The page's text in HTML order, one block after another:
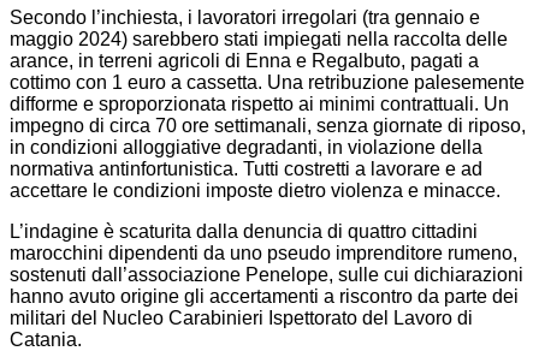
Secondo l’inchiesta, i lavoratori irregolari (tra gennaio e
maggio 2024) sarebbero stati impiegati nella raccolta delle
arance, in terreni agricoli di Enna e Regalbuto, pagati a
cottimo con 1 euro a cassetta. Una retribuzione palesemente
difforme e sproporzionata rispetto ai minimi contrattuali. Un
impegno di circa 70 ore settimanali, senza giornate di riposo,
in condizioni alloggiative degradanti, in violazione della
normativa antinfortunistica. Tutti costretti a lavorare e ad
accettare le condizioni imposte dietro violenza e minacce.
L’indagine è scaturita dalla denuncia di quattro cittadini
marocchini dipendenti da uno pseudo imprenditore rumeno,
sostenuti dall’associazione Penelope, sulle cui dichiarazioni
hanno avuto origine gli accertamenti a riscontro da parte dei
militari del Nucleo Carabinieri Ispettorato del Lavoro di
Catania.